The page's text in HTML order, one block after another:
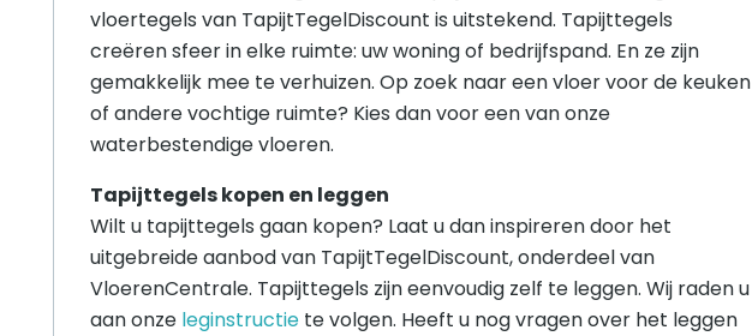
vloertegels van TapijtTegelDiscount is uitstekend. Tapijttegels
creëren sfeer in elke ruimte: uw woning of bedrijfspand. En ze zijn
gemakkelijk mee te verhuizen. Op zoek naar een vloer voor de keuken
of andere vochtige ruimte? Kies dan voor een van onze
waterbestendige vloeren.
Tapijttegels kopen en leggen
Wilt u tapijttegels gaan kopen? Laat u dan inspireren door het
uitgebreide aanbod van TapijtTegelDiscount, onderdeel van
VloerenCentrale. Tapijttegels zijn eenvoudig zelf te leggen. Wij raden u
aan onze leginstructie te volgen. Heeft u nog vragen over het leggen